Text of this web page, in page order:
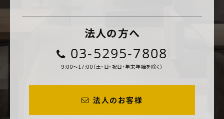
法人の方へ
03-5295-7808
9:00～17:00（土・日・祝日・年末年始を除く）
法人のお客様